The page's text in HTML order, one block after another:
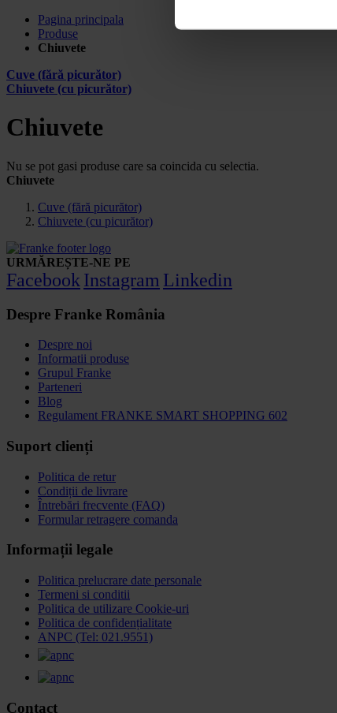
Pagina principala
Produse
Chiuvete
Cuve (fără picurător)
Chiuvete (cu picurător)
Chiuvete
Nu se pot gasi produse care sa coincida cu selectia.
Chiuvete
Cuve (fără picurător)
Chiuvete (cu picurător)
URMĂREȘTE-NE PE
Facebook Instagram Linkedin
Despre Franke România
Despre noi
Informatii produse
Grupul Franke
Parteneri
Blog
Regulament FRANKE SMART SHOPPING 602
Suport clienți
Politica de retur
Condiții de livrare
Întrebări frecvente (FAQ)
Formular retragere comanda
Informații legale
Politica prelucrare date personale
Termeni si conditii
Politica de utilizare Cookie-uri
Politica de confidențialitate
ANPC (Tel: 021.9551)
Contact